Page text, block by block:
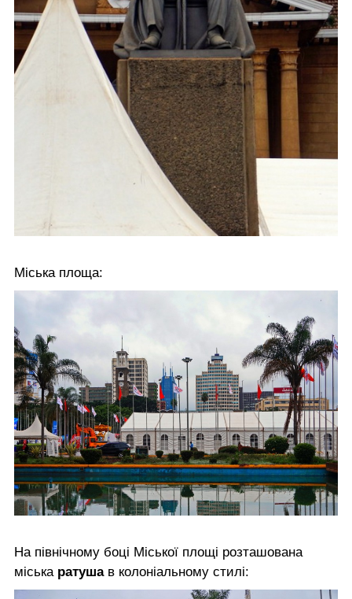
Міська площа:
На північному боці Міської площі розташована
міська ратуша в колоніальному стилі: